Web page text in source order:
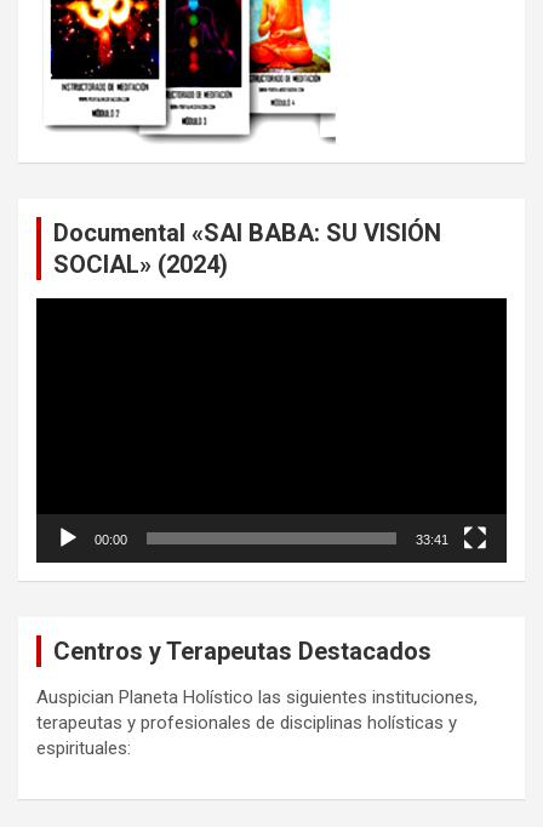
Documental «SAI BABA: SU VISIÓN
SOCIAL» (2024)
00:00 33:41
Centros y Terapeutas Destacados
Auspician Planeta Holístico las siguientes instituciones,
terapeutas y profesionales de disciplinas holísticas y
espirituales: